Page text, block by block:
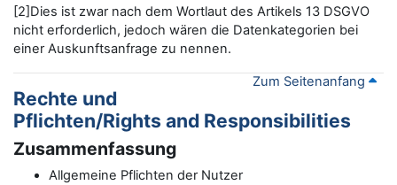
[2]Dies ist zwar nach dem Wortlaut des Artikels 13 DSGVO
nicht erforderlich, jedoch wären die Datenkategorien bei
einer Auskunftsanfrage zu nennen.
Zum Seitenanfang
Rechte und
Pflichten/Rights and Responsibilities
Zusammenfassung
Allgemeine Pflichten der Nutzer